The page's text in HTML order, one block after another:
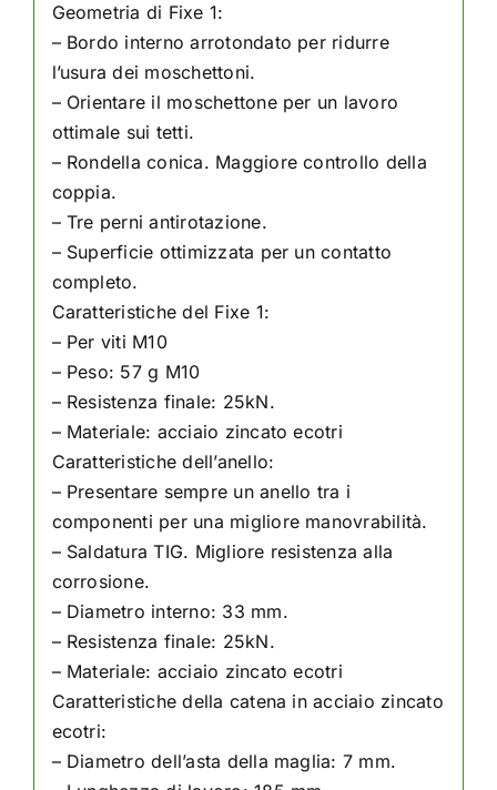
Geometria di Fixe 1:
– Bordo interno arrotondato per ridurre
l’usura dei moschettoni.
– Orientare il moschettone per un lavoro
ottimale sui tetti.
– Rondella conica. Maggiore controllo della
coppia.
– Tre perni antirotazione.
– Superficie ottimizzata per un contatto
completo.
Caratteristiche del Fixe 1:
– Per viti M10
– Peso: 57 g M10
– Resistenza finale: 25kN.
– Materiale: acciaio zincato ecotri
Caratteristiche dell’anello:
– Presentare sempre un anello tra i
componenti per una migliore manovrabilità.
– Saldatura TIG. Migliore resistenza alla
corrosione.
– Diametro interno: 33 mm.
– Resistenza finale: 25kN.
– Materiale: acciaio zincato ecotri
Caratteristiche della catena in acciaio zincato
ecotri:
– Diametro dell’asta della maglia: 7 mm.